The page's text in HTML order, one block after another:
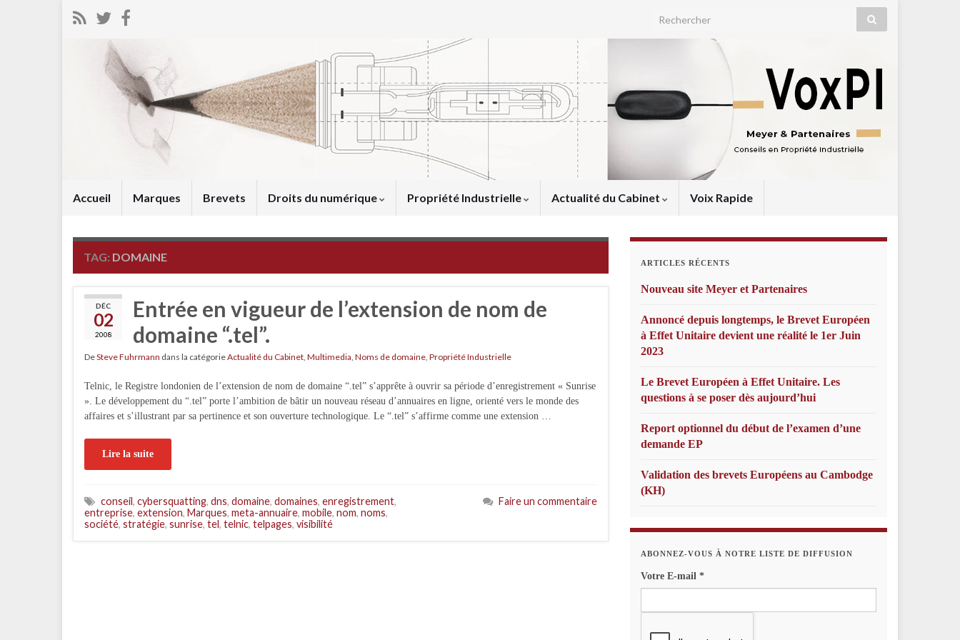
Search for:
Accueil Marques Brevets Droits du numérique Propriété Industrielle Actualité du Cabinet Voix Rapide
TAG: DOMAINE
DÉC
02
2008
Entrée en vigueur de l’extension de nom de
domaine “.tel”.
DeSteve Fuhrmann dans la catégorieActualité du Cabinet, Multimedia, Noms de domaine, Propriété Industrielle
Telnic, le Registre londonien de l’extension de nom de domaine “.tel” s’apprête à ouvrir sa période d’enregistrement « Sunrise
». Le développement du “.tel” porte l’ambition de bâtir un nouveau réseau d’annuaires en ligne, orienté vers le monde des
affaires et s’illustrant par sa pertinence et son ouverture technologique. Le “.tel” s’affirme comme une extension …
Lire la suite
conseil, cybersquatting, dns, domaine, domaines, enregistrement,
entreprise, extension, Marques, meta-annuaire, mobile, nom, noms,
société, stratégie, sunrise, tel, telnic, telpages, visibilité
Faire un commentaire
ARTICLES RÉCENTS
Nouveau site Meyer et Partenaires
Annoncé depuis longtemps, le Brevet Européen
à Effet Unitaire devient une réalité le 1er Juin
2023
Le Brevet Européen à Effet Unitaire. Les
questions à se poser dès aujourd’hui
Report optionnel du début de l’examen d’une
demande EP
Validation des brevets Européens au Cambodge
(KH)
ABONNEZ-VOUS À NOTRE LISTE DE DIFFUSION
Votre E-mail *